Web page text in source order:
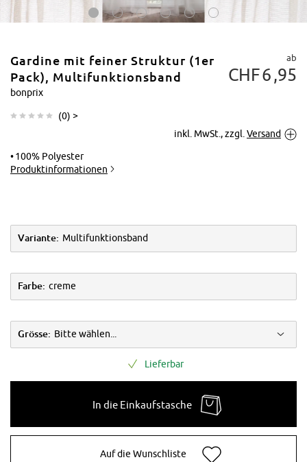
Vergrößern
Gardine mit feiner Struktur (1er
Pack), Multifunktionsband
bonprix
(0) >
ab
CHF6 95
inkl. MwSt., zzgl. Versand
100% Polyester
Produktinformationen
Variante: Multifunktionsband
Farbe: creme
Grösse: Bitte wählen...
Lieferbar
In die Einkaufstasche
Auf die Wunschliste